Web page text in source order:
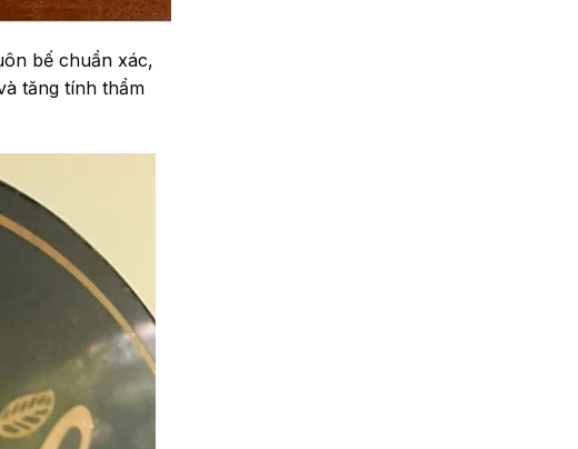
bế chuẩn xác,
tăng tính thẩm